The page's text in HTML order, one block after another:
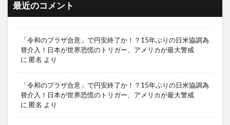
最近のコメント
「令和のプラザ合意」で円安終了か！？15年ぶりの日米協調為
替介入！日本が世界恐慌のトリガー、アメリカが最大警戒
に 匿名 より
「令和のプラザ合意」で円安終了か！？15年ぶりの日米協調為
替介入！日本が世界恐慌のトリガー、アメリカが最大警戒
に 匿名 より